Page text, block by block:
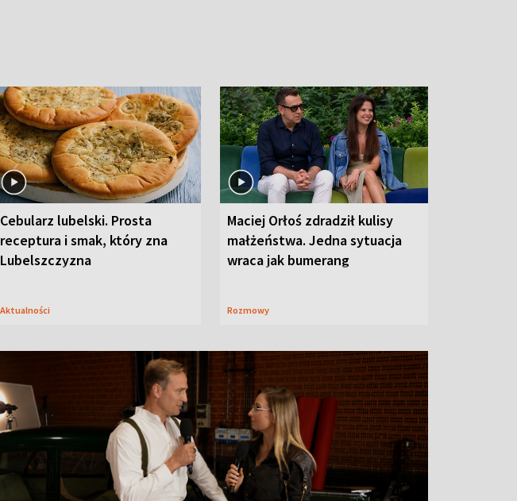
Cebularz lubelski. Prosta
receptura i smak, który zna
Lubelszczyzna
Aktualności
Maciej Orłoś zdradził kulisy
małżeństwa. Jedna sytuacja
wraca jak bumerang
Rozmowy